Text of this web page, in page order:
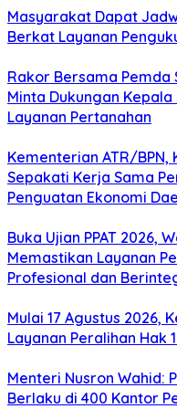
Masyarakat Dapat
Berkat Layanan
Rakor Bersama Pemda
Minta Dukungan
Layanan Pertanahan
Kementerian ATR/BPN,
Sepakati Kerja Sama
Penguatan Ekonomi
Buka Ujian PPAT 2026,
Memastikan Layanan
Profesional dan
Mulai 17 Agustus 2026,
Layanan Peralihan Hak
Menteri Nusron Wahid:
Berlaku di 400 Kantor